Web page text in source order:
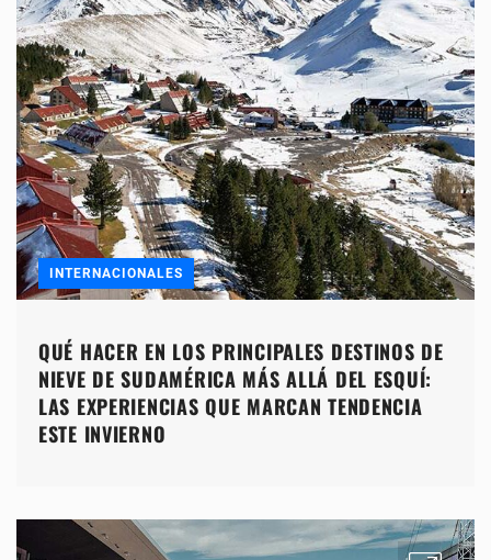
INTERNACIONALES
QUÉ HACER EN LOS PRINCIPALES DESTINOS DE
NIEVE DE SUDAMÉRICA MÁS ALLÁ DEL ESQUÍ:
LAS EXPERIENCIAS QUE MARCAN TENDENCIA
ESTE INVIERNO